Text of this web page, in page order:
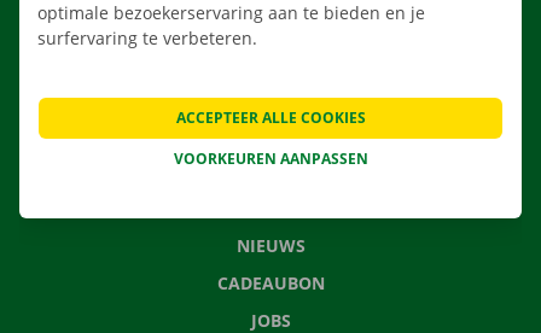
APP
CONTACTEER ONS
NIEUWS
CADEAUBON
JOBS
optimale bezoekerservaring aan te bieden en je
surfervaring te verbeteren.
VOORKEUREN AANPASSEN
ACCEPTEER ALLE COOKIES